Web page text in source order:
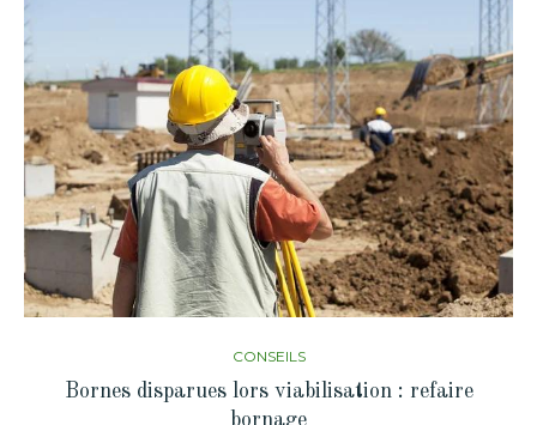
CONSEILS
Bornes disparues lors viabilisation : refaire
bornage